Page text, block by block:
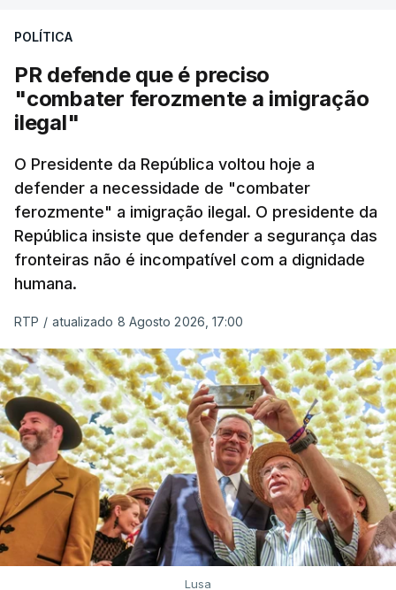
desencadeando uma ação de prevenção
articulação com a Marinha, a Autoridade Marítima
Nacional e a Força Aérea.
apreendida mais cocaína até ao momento de que
em todo o ano de 2025.
A ação de prevenção visa a deteção em alto mar
de embarcações de alta velocidade (EAV) que
utilizam a costa nacional para o tráfico de droga.
c/ Lusa
POLÍTICA
PR defende que é preciso
"combater ferozmente a imigração
ilegal"
O Presidente da República voltou hoje a
defender a necessidade de "combater
ferozmente" a imigração ilegal. O presidente da
República insiste que defender a segurança das
fronteiras não é incompatível com a dignidade
humana.
RTP / atualizado 8 Agosto 2026, 17:00
Lusa